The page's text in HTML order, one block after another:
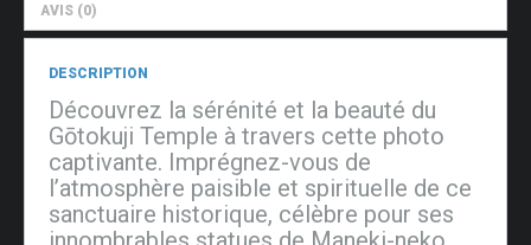
AVIS (0)
DESCRIPTION
Découvrez la sérénité et la beauté du
Gōtokuji Temple à travers cette photo
captivante. Imprégnez-vous de
l’atmosphère paisible et spirituelle de ce
sanctuaire historique, célèbre pour ses